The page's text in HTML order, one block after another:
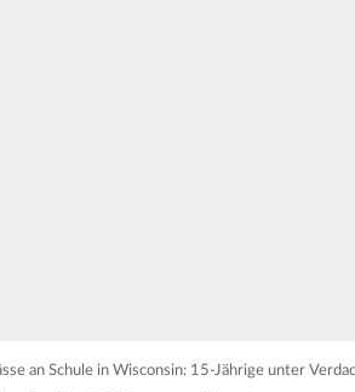
an Schule in Wisconsin: 15-Jährige unter